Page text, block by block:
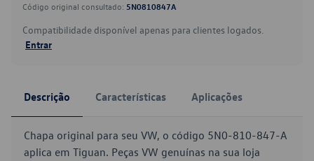
Código original consultado: 5N0810847A
Compatibilidade disponível apenas para clientes logados.
Entrar
Descrição Características Aplicações
Chapa original para seu VW, o código 5N0-810-847-A
aplica em Tiguan. Peças VW genuínas na sua loja